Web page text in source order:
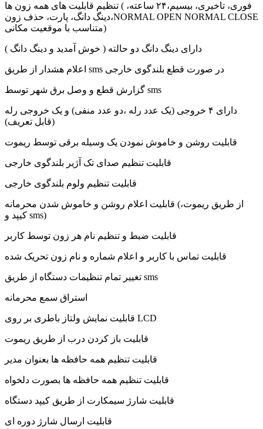
تنظیم قابلیت های همه زون ها ( فوری، تاخیری، بیسیم،۲۴ ساعته،
دینگ دانگ، پارت، حذف زون،NORMAL OPEN NORMAL CLOSE
متناسب با موقعیت مکانی)
دارای دینگ دانگ دو حالته ( خوش آمدید و دینگ دانگ )
اعلام هشدار از طریق sms در صورت قطع بلندگوی خارجی
گزارش قطع و وصل برق شهر توسط sms
دارای ۴ خروجی (یک عدد رله ،دو عدد منفی) و یک خروجی رله
(قابل تعریف)
قابلیت روشن و خاموش نمودن یک وسیله برقی توسط ریموت
قابلیت تنظیم صدای تک آژیر بلندگوی خارجی
قابلیت تنظیم ولوم بلندگوی خارجی
قابلیت اعلام روشن و خاموش شدن محرمانه (از طریق ریموت،
کیپد و sms)
قابلیت ضبط و تنظیم نام هر زون توسط کاربر
قابلیت تماس با کاربر و اعلام شماره و نام زون تحریک شده
تغییر تمام تنظیمات دستگاه از طریق sms
استراق سمع محرمانه
قابلیت نمایش ولتاز باطری بر روی LCD
قابلیت باز کردن درب از طریق ریموت
قابلیت تنظیم همه حافظه ها بعنوان مدیر
قابلیت تنظیم همه حافظه ها بصورت دلخواه
قابلیت شارژ سیمکارت از طریق کیپد دستگاه
قابلیت ارسال شارژ دوره ای